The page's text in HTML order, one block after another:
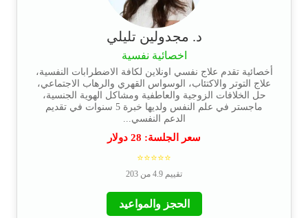
د. مجدولين تليلي
اخصائية نفسية
أخصائية تقدم علاج نفسي اونلاين لكافة الاضطرابات النفسية،
علاج التوتر والاكتئاب، الوسواس القهري والرهاب الاجتماعي،
حل الخلافات الزوجية والعاطفية ومشاكل الهوية الجنسية،
ماجستر في علم النفس ولديها خبرة 5 سنوات في تقديم
الدعم النفسي...
سعر الجلسة: 28 دولار
⭐⭐⭐⭐⭐
تقييم 4.9 من 203
الحجز والمواعيد